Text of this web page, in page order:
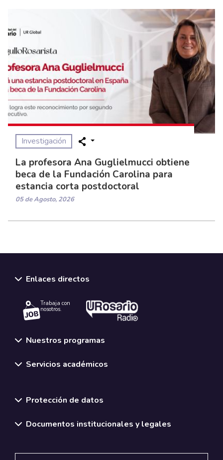
Investigación
La profesora Ana Guglielmucci obtiene
beca de la Fundación Carolina para
estancia corta postdoctoral
05 de Agosto, 2026
Enlaces directos
Trabaja con
nosotros.
Nuestros programas
Servicios académicos
Protección de datos
Documentos institucionales y legales